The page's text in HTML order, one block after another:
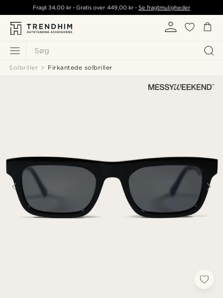
Søg
Fragt34,00 kr - Gratis over 449,00 kr- Se fragtmuligheder
Solbriller Firkantede solbriller